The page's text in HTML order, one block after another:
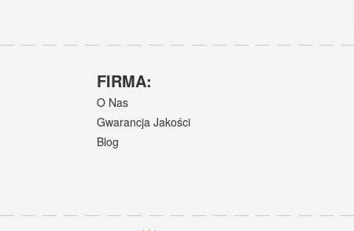
FIRMA:
O Nas
Gwarancja Jakości
Blog